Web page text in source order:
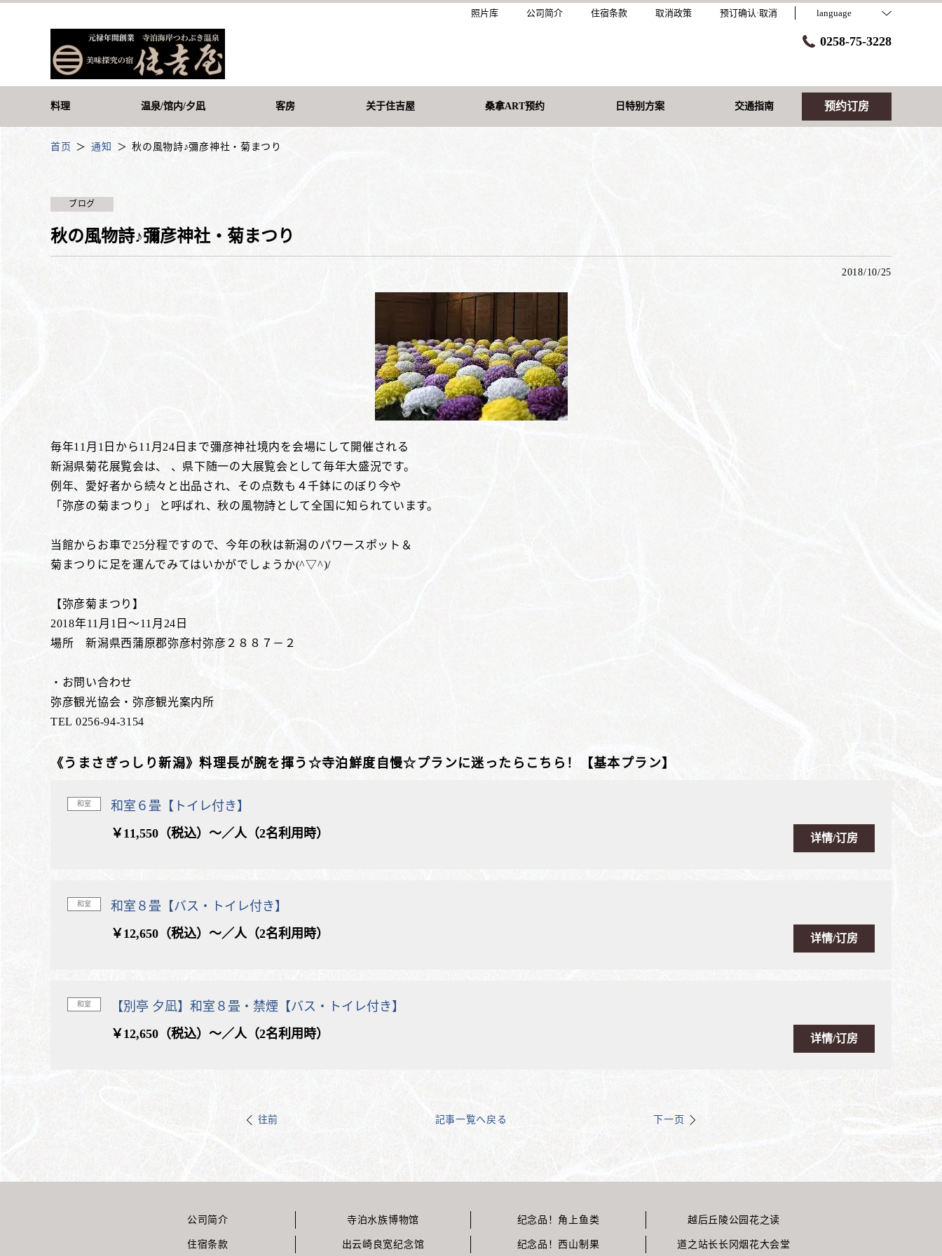
照片库 公司简介 住宿条款 取消政策 预订确认·取消 language
0258-75-3228
料理 温泉/馆内/夕凪 客房 关于住吉屋 桑拿ART预约 日特别方案 交通指南 预约订房
首页 通知 秋の風物詩♪彌彦神社・菊まつり
ブログ
秋の風物詩♪彌彦神社・菊まつり
2018/10/25
毎年11月1日から11月24日まで彌彦神社境内を会場にして開催される
新潟県菊花展覧会は、 、県下随一の大展覧会として毎年大盛況です。
例年、愛好者から続々と出品され、その点数も４千鉢にのぼり今や
「弥彦の菊まつり」 と呼ばれ、秋の風物詩として全国に知られています。
当館からお車で25分程ですので、今年の秋は新潟のパワースポット＆
菊まつりに足を運んでみてはいかがでしょうか(^▽^)/
【弥彦菊まつり】
2018年11月1日～11月24日
場所 新潟県西蒲原郡弥彦村弥彦２８８７－２
・お問い合わせ
弥彦観光協会・弥彦観光案内所
TEL 0256-94-3154
《うまさぎっしり新潟》料理長が腕を揮う☆寺泊鮮度自慢☆プランに迷ったらこちら！【基本プラン】
和室
和室６畳【トイレ付き】
￥11,550（税込）～／人（2名利用時）
详情/订房
和室
和室８畳【バス・トイレ付き】
￥12,650（税込）～／人（2名利用時）
详情/订房
和室
【別亭 夕凪】和室８畳・禁煙【バス・トイレ付き】
￥12,650（税込）～／人（2名利用時）
详情/订房
往前 記事一覧へ戻る 下一页
公司简介
住宿条款
寺泊水族博物馆
出云崎良宽纪念馆
纪念品！角上鱼类
纪念品！西山制果
越后丘陵公园花之读
道之站长长冈烟花大会堂